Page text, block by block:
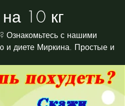
10 кг
Ознакомьтесь с нашими
и диете Миркина. Простые и